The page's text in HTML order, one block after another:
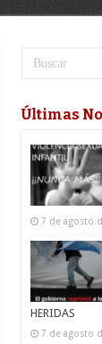
Últimas
7 de agosto
HERIDAS
7 de agosto